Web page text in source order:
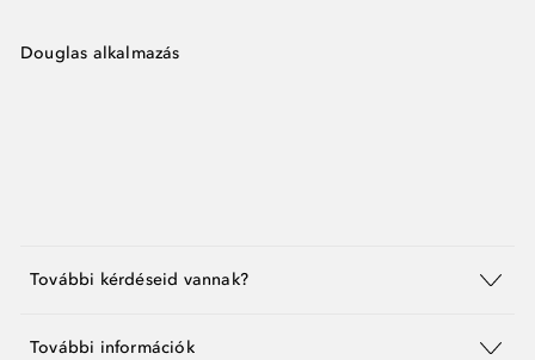
Douglas alkalmazás
További kérdéseid vannak?
További információk